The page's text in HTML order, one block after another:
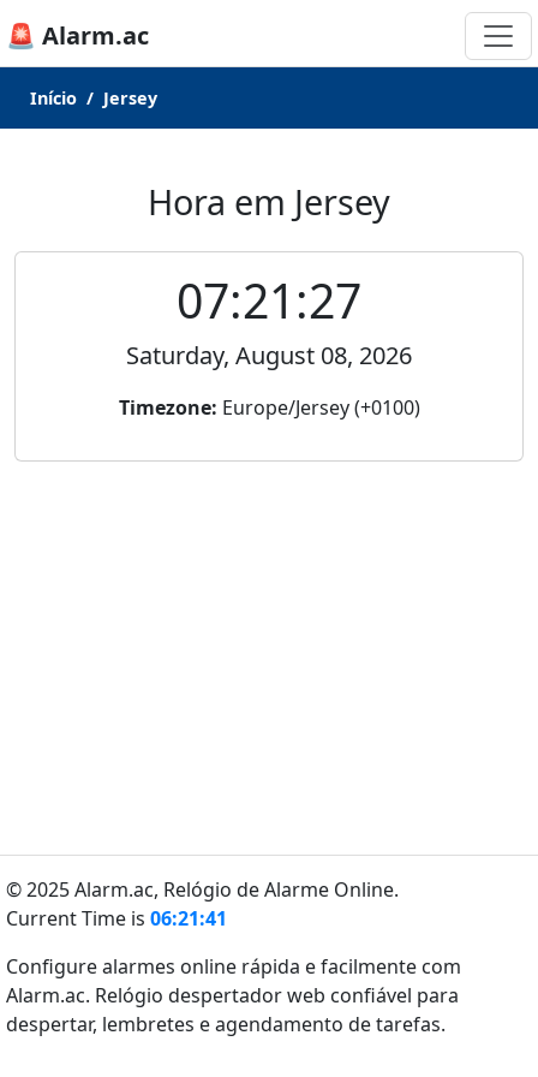
🚨 Alarm.ac
Início Jersey
Hora em Jersey
07:21:27
Saturday, August 08, 2026
Timezone: Europe/Jersey (+0100)
© 2025 Alarm.ac, Relógio de Alarme Online.
Current Time is 06:21:41
Configure alarmes online rápida e facilmente com
Alarm.ac. Relógio despertador web confiável para
despertar, lembretes e agendamento de tarefas.